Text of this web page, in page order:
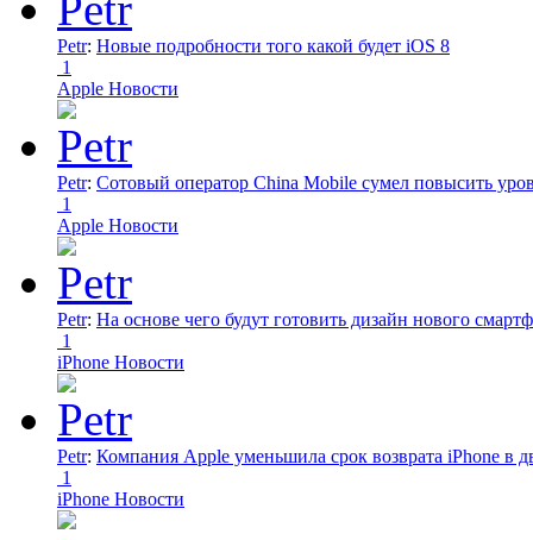
Petr: Новые подробности того какой будет iOS 8
1
Apple Новости
Petr: Сотовый оператор China Mobile сумел повысить
1
Apple Новости
Petr: На основе чего будут готовить дизайн нового
1
iPhone Новости
Petr: Компания Apple уменьшила срок возврата iPhone в
1
iPhone Новости